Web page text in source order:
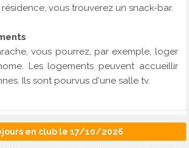
vous trouverez un snack-bar.
vous pourrez, par exemple, loger
Les logements peuvent accueillir
Ils sont pourvus d'une salle tv.
en club le 17/10/2026